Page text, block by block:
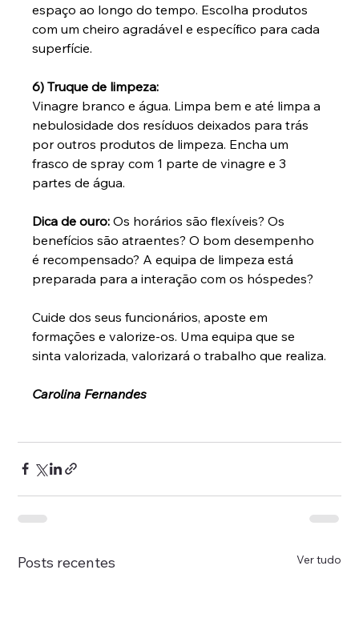
espaço ao longo do tempo. Escolha produtos
com um cheiro agradável e específico para cada
superfície.
6) Truque de limpeza:
Vinagre branco e água. Limpa bem e até limpa a
nebulosidade dos resíduos deixados para trás
por outros produtos de limpeza. Encha um
frasco de spray com 1 parte de vinagre e 3
partes de água.
Dica de ouro: Os horários são flexíveis? Os
benefícios são atraentes? O bom desempenho
é recompensado? A equipa de limpeza está
preparada para a interação com os hóspedes?
Cuide dos seus funcionários, aposte em
formações e valorize-os. Uma equipa que se
sinta valorizada, valorizará o trabalho que realiza.
Carolina Fernandes
Posts recentes Ver tudo